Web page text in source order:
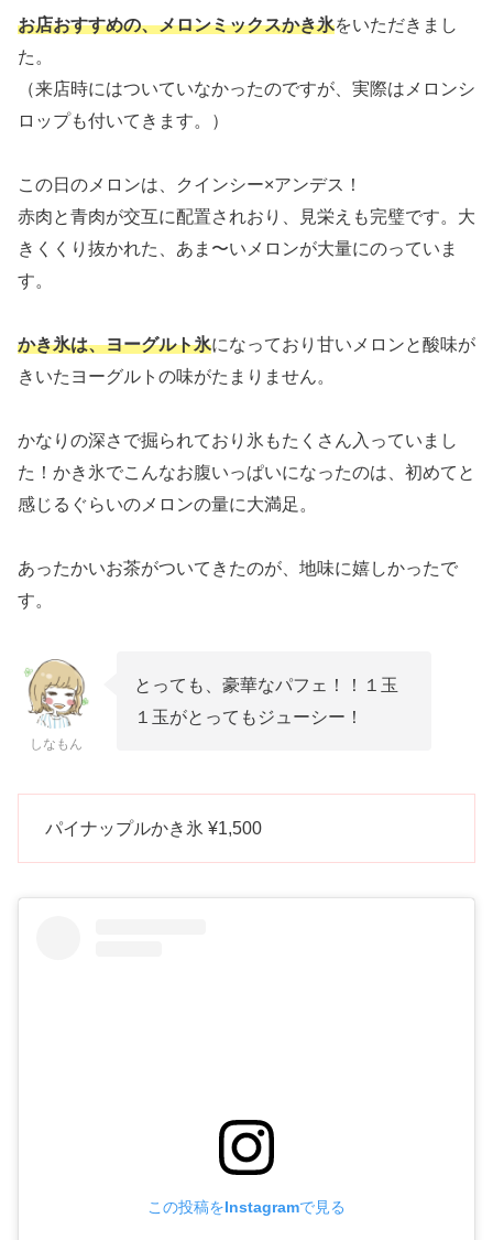
お店おすすめの、メロンミックスかき氷をいただきまし
た。
（来店時にはついていなかったのですが、実際はメロンシ
ロップも付いてきます。）
この日のメロンは、クインシー×アンデス！
赤肉と青肉が交互に配置されおり、見栄えも完璧です。大
きくくり抜かれた、あま〜いメロンが大量にのっていま
す。
かき氷は、ヨーグルト氷になっており甘いメロンと酸味が
きいたヨーグルトの味がたまりません。
かなりの深さで掘られており氷もたくさん入っていまし
た！かき氷でこんなお腹いっぱいになったのは、初めてと
感じるぐらいのメロンの量に大満足。
あったかいお茶がついてきたのが、地味に嬉しかったで
す。
しなもん
とっても、豪華なパフェ！！１玉
１玉がとってもジューシー！
パイナップルかき氷 ¥1,500
この投稿をInstagramで見る